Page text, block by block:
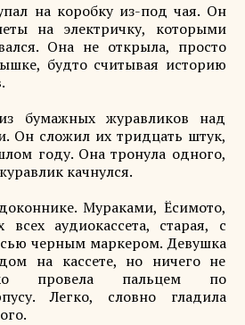
на коробку из-под чая. Он
на электричку, которыми
Она не открыла, просто
будто считывая историю
бумажных журавликов над
Он сложил их тридцать штук,
году. Она тронула одного,
качнулся.
Мураками, Ёсимото,
аудиокассета, старая, с
черным маркером. Девушка
на кассете, но ничего не
провела пальцем по
Легко, словно гладила